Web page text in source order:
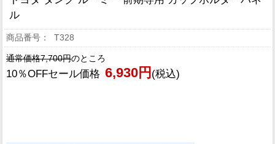
ル
T328
通常価格7,700円のところ
10％OFFセール価格 6,930円 (税込)